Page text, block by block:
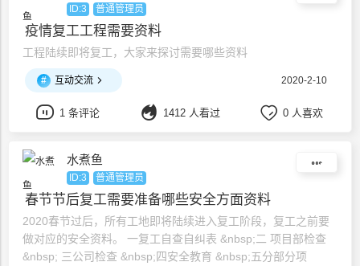
ID:3 普通管理员
疫情复工工程需要资料
工程陆续即将复工，大家来探讨需要哪些资料
# 互动交流 2020-2-10
1 条评论 1412 人看过 0 人喜欢
水煮鱼
ID:3 普通管理员
春节节后复工需要准备哪些安全方面资料
2020春节过后，所有工地即将陆续进入复工阶段，复工之前要
做对应的安全资料。 一复工自查自纠表 &nbsp;二 项目部检查
&nbsp; 三公司检查 &nbsp;四安全教育 &nbsp;五分部分项